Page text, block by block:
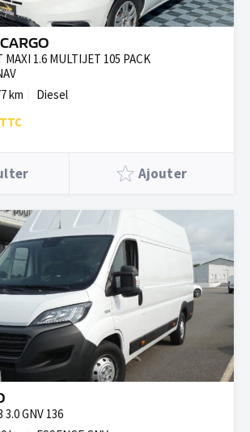
MAXI 1.6 MULTIJET 105 PACK
km Diesel
Ajouter
3.0 GNV 136